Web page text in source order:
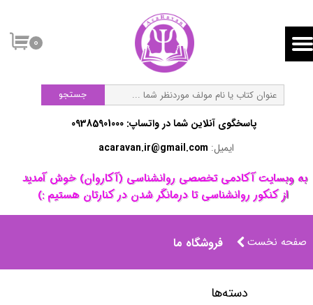
پاسخگوی آنلاین شما در واتساپ:​​​​​​​ 09385901000
ایمیل: acaravan.ir@gmail.com
۰
جستجو
​به وبسایت آکادمی تخصصی روانشناسی (آکاروان) خوش آمدید ​​​​​​​
از کنکور روانشناسی تا درمانگر شدن در کنارتان هستیم :)
صفحه نخست فروشگاه ما
دسته‌ها